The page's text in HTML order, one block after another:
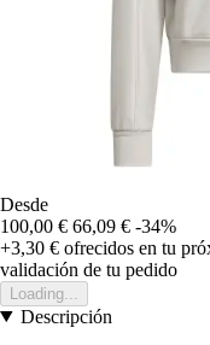
Desde
100,00 € 66,09 € -34%
+3,30 € ofrecidos en tu
validación de tu pedido
Loading...
Descripción